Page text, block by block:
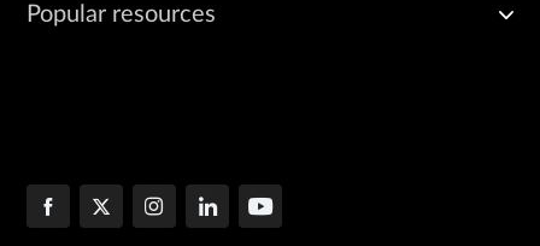
Popular resources